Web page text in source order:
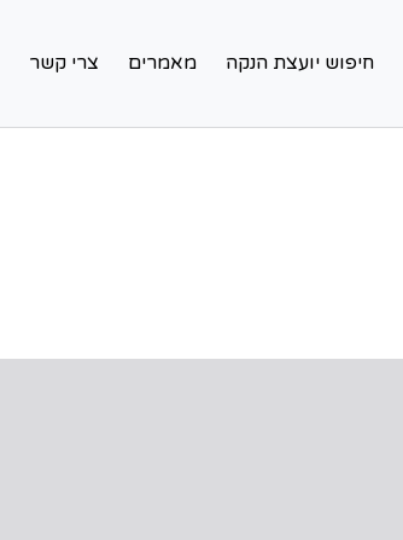
חיפוש יועצת הנקה מאמרים צרי קשר